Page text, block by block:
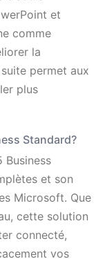
et
comme
la
permet aux
plus
Standard?
Business
et son
Microsoft. Que
cette solution
connecté,
vos